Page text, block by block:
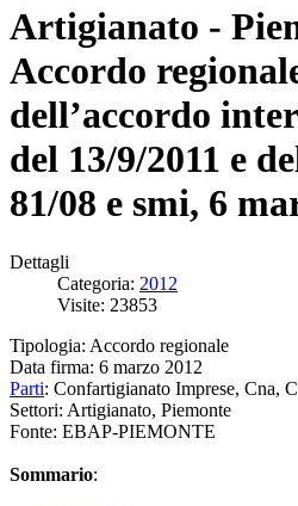
Artigianato -
Accordo
dell’accordo
del 13/9/2011 e
81/08 e smi, 6
Dettagli
Categoria: 2012
Visite: 23853
Tipologia: Accordo regionale
Data firma: 6 marzo 2012
Parti: Confartigianato Imprese, Cna,
Settori: Artigianato, Piemonte
Fonte: EBAP-PIEMONTE
Sommario: